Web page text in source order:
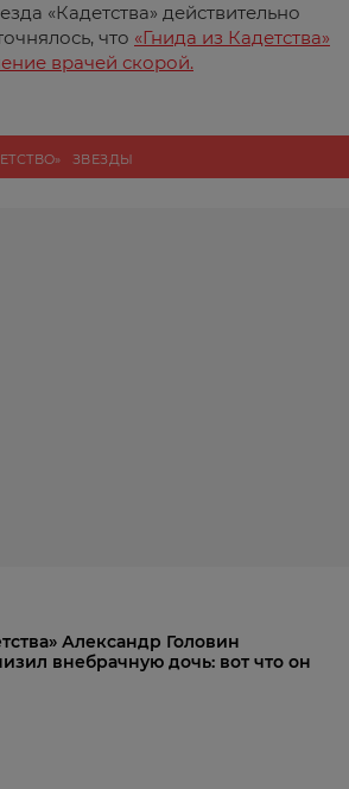
«Кадетства» действительно
что «Гнида из Кадетства»
врачей скорой.
ЗВЕЗДЫ
Александр Головин
внебрачную дочь: вот что он